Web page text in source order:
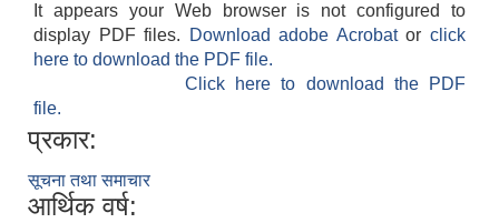
It appears your Web browser is not configured to
display PDF files.
Download adobe Acrobatorclick
here to download the PDF file.
Click here to download the PDF
file.
प्रकार:
सूचना तथा समाचार
आर्थिक वर्ष: